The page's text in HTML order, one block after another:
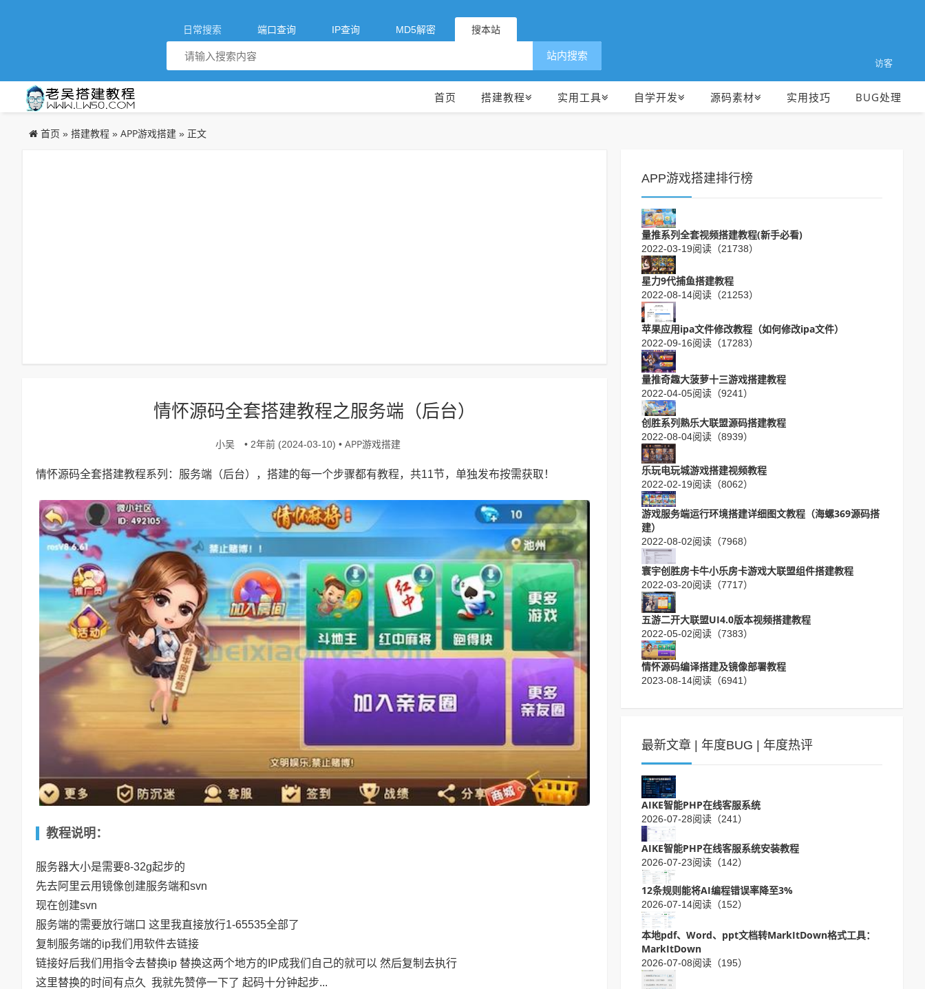
日常搜索 端口查询 IP查询 MD5解密 搜本站
访客
站内搜索
首页 搭建教程 实用工具 自学开发 源码素材 实用技巧 BUG处理
首页 » 搭建教程 » APP游戏搭建 » 正文
情怀源码全套搭建教程之服务端（后台）
小吴 • 2年前 (2024-03-10) • APP游戏搭建
情怀源码全套搭建教程系列：服务端（后台），搭建的每一个步骤都有教程，共11节，单独发布按需获取！
教程说明：
服务器大小是需要8-32g起步的
先去阿里云用镜像创建服务端和svn
现在创建svn
服务端的需要放行端口 这里我直接放行1-65535全部了
复制服务端的ip我们用软件去链接
链接好后我们用指令去替换ip 替换这两个地方的IP成我们自己的就可以 然后复制去执行
这里替换的时间有点久 我就先赞停一下了 起码十分钟起步...
APP游戏搭建排行榜
量推系列全套视频搭建教程(新手必看)
2022-03-19阅读（21738）
星力9代捕鱼搭建教程
2022-08-14阅读（21253）
苹果应用ipa文件修改教程（如何修改ipa文件）
2022-09-16阅读（17283）
量推奇趣大菠萝十三游戏搭建教程
2022-04-05阅读（9241）
创胜系列熟乐大联盟源码搭建教程
2022-08-04阅读（8939）
乐玩电玩城游戏搭建视频教程
2022-02-19阅读（8062）
游戏服务端运行环境搭建详细图文教程（海螺369源码搭
建）
2022-08-02阅读（7968）
寰宇创胜房卡牛小乐房卡游戏大联盟组件搭建教程
2022-03-20阅读（7717）
五游二开大联盟UI4.0版本视频搭建教程
2022-05-02阅读（7383）
情怀源码编译搭建及镜像部署教程
2023-08-14阅读（6941）
最新文章 | 年度BUG | 年度热评
AIKE智能PHP在线客服系统
2026-07-28阅读（241）
AIKE智能PHP在线客服系统安装教程
2026-07-23阅读（142）
12条规则能将AI编程错误率降至3%
2026-07-14阅读（152）
本地pdf、Word、ppt文档转MarkItDown格式工具：
MarkItDown
2026-07-08阅读（195）